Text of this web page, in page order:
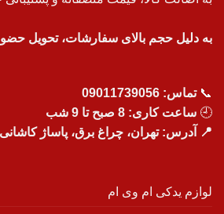
به دلیل حجم بالای سفارشات، تحویل
📞تماس: 09011739056
🕘 ساعت کاری: 8 صبح تا 9 شب
📍 آدرس: تهران، چراغ برق، پاساژ کاشانی
لوازم یدکی ام وی ام